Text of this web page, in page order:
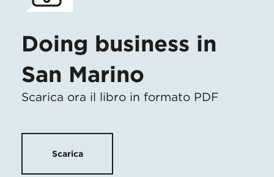
Doing business in
San Marino
Scarica ora il libro in formato PDF
Scarica